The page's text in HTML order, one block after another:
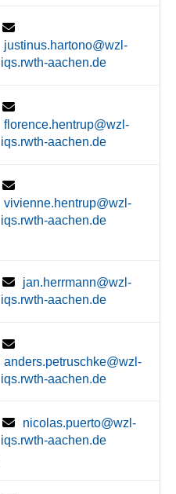
justinus.hartono@wzl-
iqs.rwth-aachen.de
florence.hentrup@wzl-
iqs.rwth-aachen.de
vivienne.hentrup@wzl-
iqs.rwth-aachen.de
jan.herrmann@wzl-
iqs.rwth-aachen.de
anders.petruschke@wzl-
iqs.rwth-aachen.de
nicolas.puerto@wzl-
iqs.rwth-aachen.de